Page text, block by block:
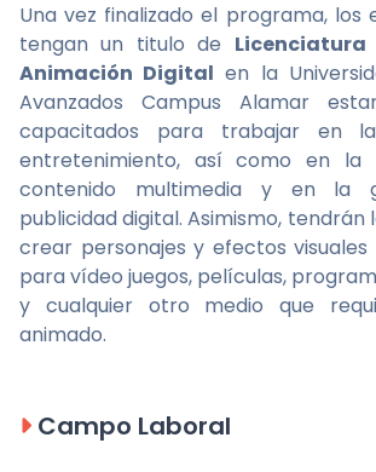
Una vez finalizado el programa, los
tengan un titulo de
Animación Digital en la
Avanzados Campus Alamar
capacitados para trabajar en
entretenimiento, así como en la
contenido multimedia y en la
publicidad digital. Asimismo, tendrán
crear personajes y efectos
para vídeo juegos, películas,
y cualquier otro medio que
animado.
Campo Laboral